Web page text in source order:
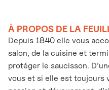
À PROPOS DE LA
Depuis 1840 elle vous
salon, de la cuisine et
protéger le saucisson.
vous et si elle est toujours